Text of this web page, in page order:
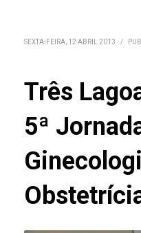
SEXTA-FEIRA, 12 ABRIL 2013 /
Três
5ª